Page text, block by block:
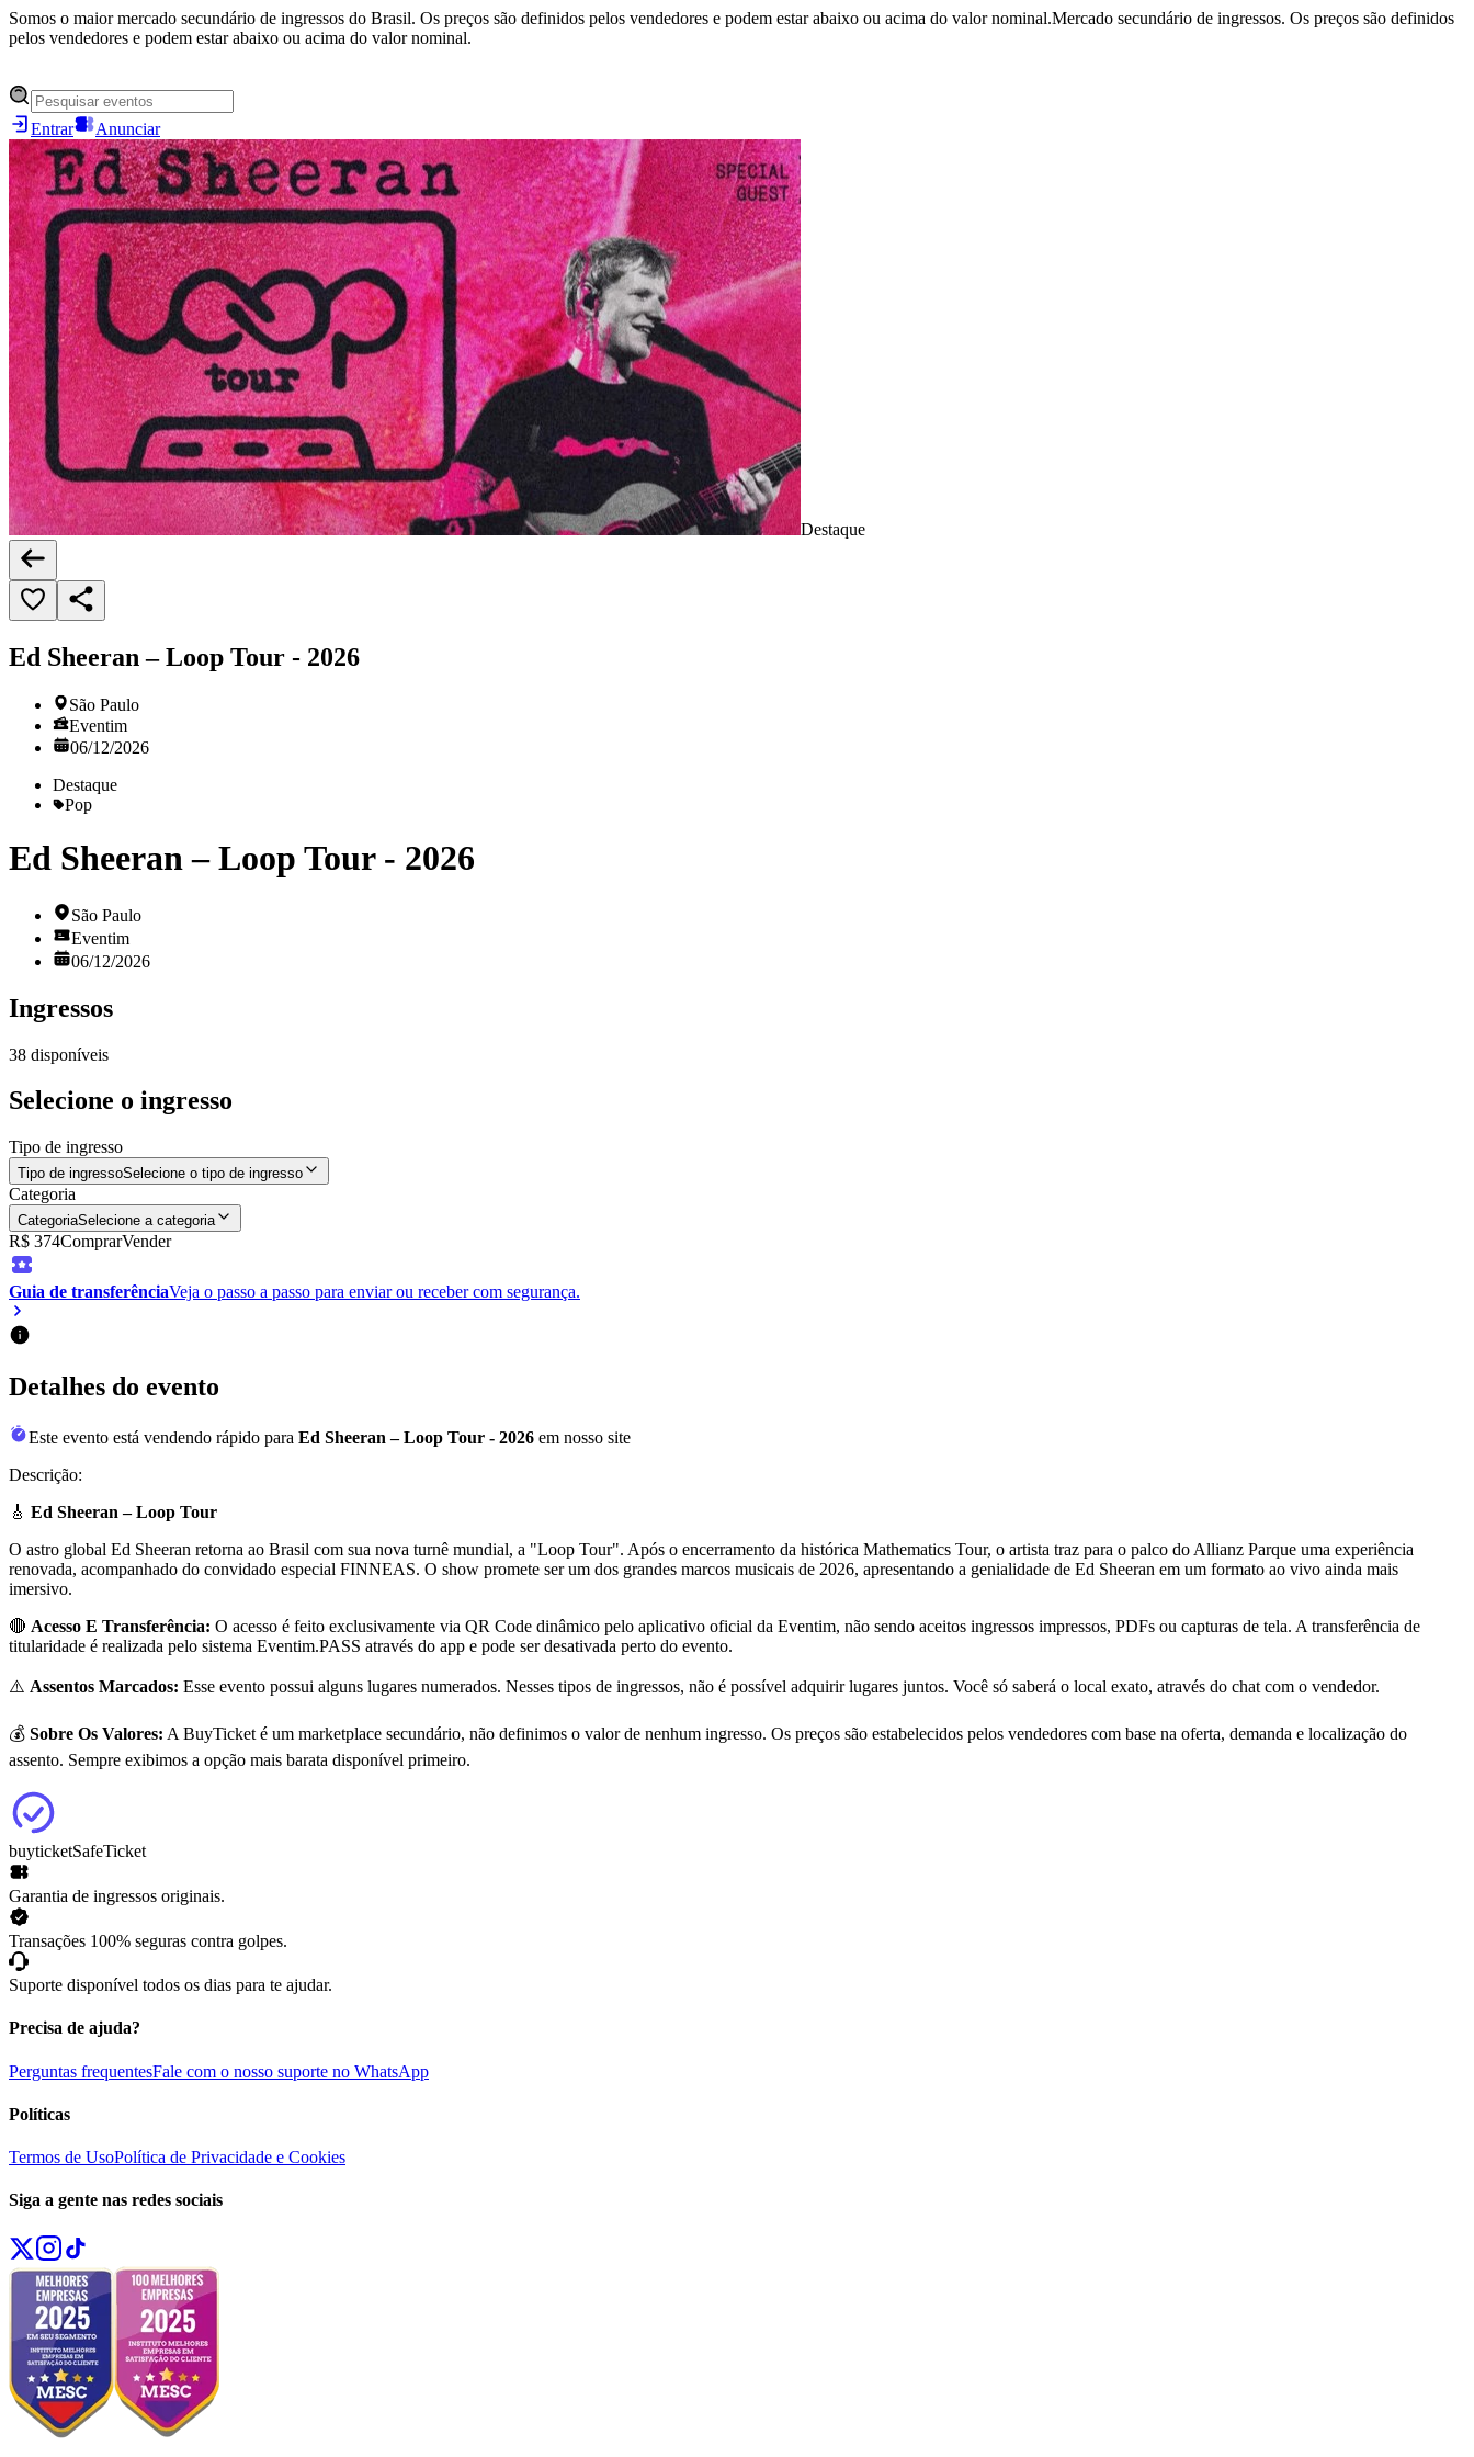
Somos o maior mercado secundário de ingressos do Brasil. Os preços são definidos pelos vendedores e podem estar abaixo ou acima do valor nominal.Mercado secundário de ingressos. Os preços são definidos
pelos vendedores e podem estar abaixo ou acima do valor nominal.
Entrar Anunciar
Destaque
Ed Sheeran – Loop Tour - 2026
São Paulo
Eventim
06/12/2026
Destaque
Pop
Ed Sheeran – Loop Tour - 2026
São Paulo
Eventim
06/12/2026
Ingressos
38 disponíveis
Selecione o ingresso
Tipo de ingresso
Tipo de ingressoSelecione o tipo de ingresso
Categoria
CategoriaSelecione a categoria
R$ 374ComprarVender
Guia de transferênciaVeja o passo a passo para enviar ou receber com segurança.
Detalhes do evento
Este evento está vendendo rápido para Ed Sheeran – Loop Tour - 2026 em nosso site
Descrição:
🎸 Ed Sheeran – Loop Tour
O astro global Ed Sheeran retorna ao Brasil com sua nova turnê mundial, a "Loop Tour". Após o encerramento da histórica Mathematics Tour, o artista traz para o palco do Allianz Parque uma experiência
renovada, acompanhado do convidado especial FINNEAS. O show promete ser um dos grandes marcos musicais de 2026, apresentando a genialidade de Ed Sheeran em um formato ao vivo ainda mais
imersivo.
🔴 Acesso E Transferência: O acesso é feito exclusivamente via QR Code dinâmico pelo aplicativo oficial da Eventim, não sendo aceitos ingressos impressos, PDFs ou capturas de tela. A transferência de
titularidade é realizada pelo sistema Eventim.PASS através do app e pode ser desativada perto do evento.
⚠️ Assentos Marcados: Esse evento possui alguns lugares numerados. Nesses tipos de ingressos, não é possível adquirir lugares juntos. Você só saberá o local exato, através do chat com o vendedor.
💰 Sobre Os Valores: A BuyTicket é um marketplace secundário, não definimos o valor de nenhum ingresso. Os preços são estabelecidos pelos vendedores com base na oferta, demanda e localização do
assento. Sempre exibimos a opção mais barata disponível primeiro.
buyticketSafeTicket
Garantia de ingressos originais.
Transações 100% seguras contra golpes.
Suporte disponível todos os dias para te ajudar.
Precisa de ajuda?
Perguntas frequentesFale com o nosso suporte no WhatsApp
Políticas
Termos de UsoPolítica de Privacidade e Cookies
Siga a gente nas redes sociais